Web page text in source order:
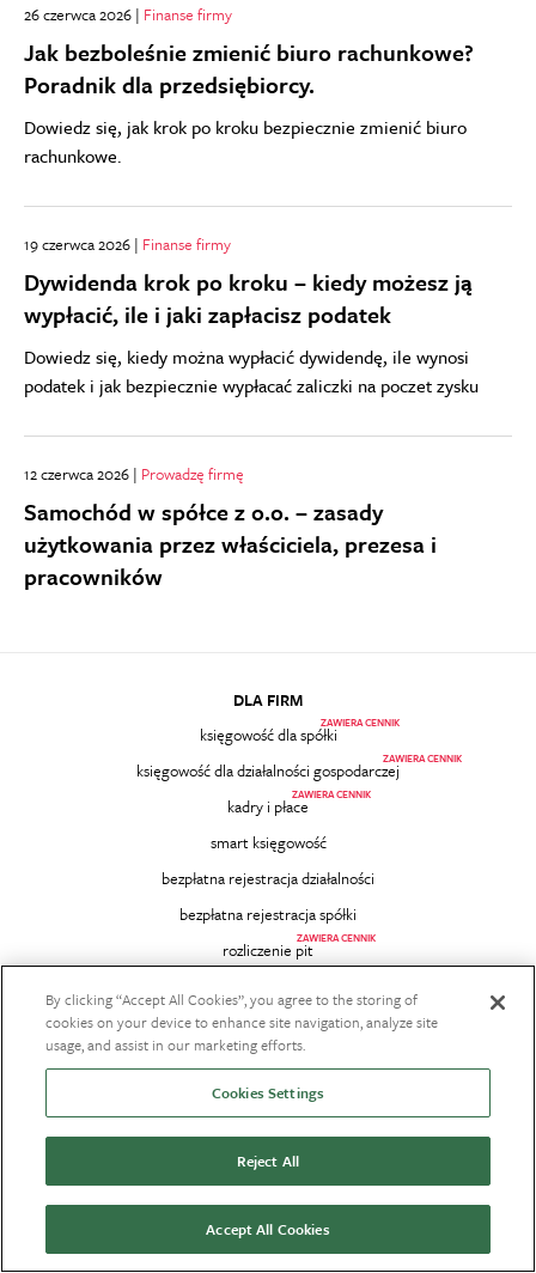
26 czerwca 2026 | Finanse firmy
Jak bezboleśnie zmienić biuro rachunkowe?
Poradnik dla przedsiębiorcy.
Dowiedz się, jak krok po kroku bezpiecznie zmienić biuro
rachunkowe.
19 czerwca 2026 | Finanse firmy
Dywidenda krok po kroku – kiedy możesz ją
wypłacić, ile i jaki zapłacisz podatek
Dowiedz się, kiedy można wypłacić dywidendę, ile wynosi
podatek i jak bezpiecznie wypłacać zaliczki na poczet zysku
12 czerwca 2026 | Prowadzę firmę
Samochód w spółce z o.o. – zasady
użytkowania przez właściciela, prezesa i
pracowników
DLA FIRM
księgowość dla spółki
ZAWIERA CENNIK
księgowość dla działalności gospodarczej
ZAWIERA CENNIK
kadry i płace
ZAWIERA CENNIK
smart księgowość
bezpłatna rejestracja działalności
bezpłatna rejestracja spółki
rozliczenie pit
ZAWIERA CENNIK
o 2+1
DLA KSIĘGOWYCH
2+1 program partnerski
Praca
KONTAKT
Biuro Obsługi Klienta
bok@dwaplusjeden.com
By clicking “Accept All Cookies”, you agree to the storing of
cookies on your device to enhance site navigation, analyze site
usage, and assist in our marketing efforts.
Cookies Settings
Reject All
Accept All Cookies